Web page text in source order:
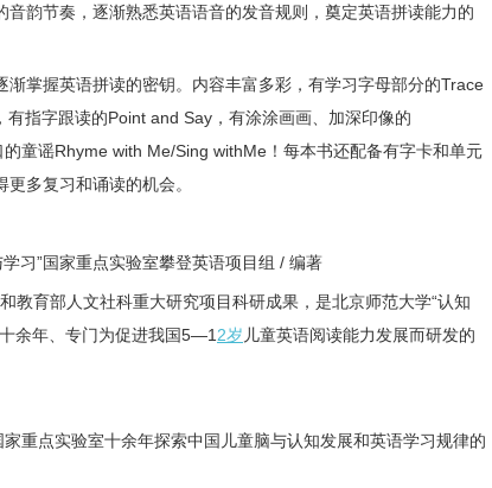
韵节奏，逐渐熟悉英语语音的发音规则，奠定英语拼读能力的
掌握英语拼读的密钥。内容丰富多彩，有学习字母部分的Trace
指字跟读的Point and Say，有涂涂画画、加深印像的
童谣Rhyme with Me/Sing withMe！每本书还配备有字卡和单元
多复习和诵读的机会。
习”国家重点实验室攀登英语项目组 / 编著
教育部人文社科重大研究项目科研成果，是北京师范大学“认知
余年、专门为促进我国5—1 2岁 儿童英语阅读能力发展而研发的
重点实验室十余年探索中国儿童脑与认知发展和英语学习规律的